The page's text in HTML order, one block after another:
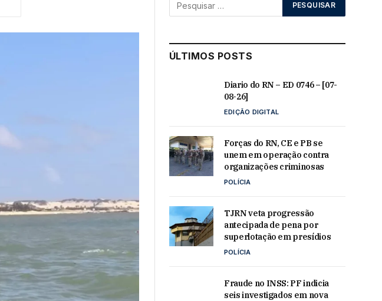
ÚLTIMOS POSTS
Diario do RN – ED 0746 – [07-
08-26]
EDIÇÃO DIGITAL
Forças do RN, CE e PB se
unem em operação contra
organizações criminosas
POLÍCIA
TJRN veta progressão
antecipada de pena por
superlotação em presídios
POLÍCIA
Fraude no INSS: PF indicia
seis investigados em nova